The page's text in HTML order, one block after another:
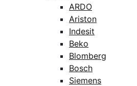
ARDO
Ariston
Indesit
Beko
Blomberg
Bosch
Siemens